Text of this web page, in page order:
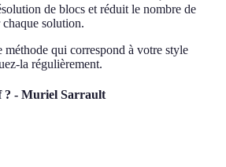
de blocs et réduit le nombre de
solution.
méthode qui correspond à votre style
la régulièrement.
? - Muriel Sarrault